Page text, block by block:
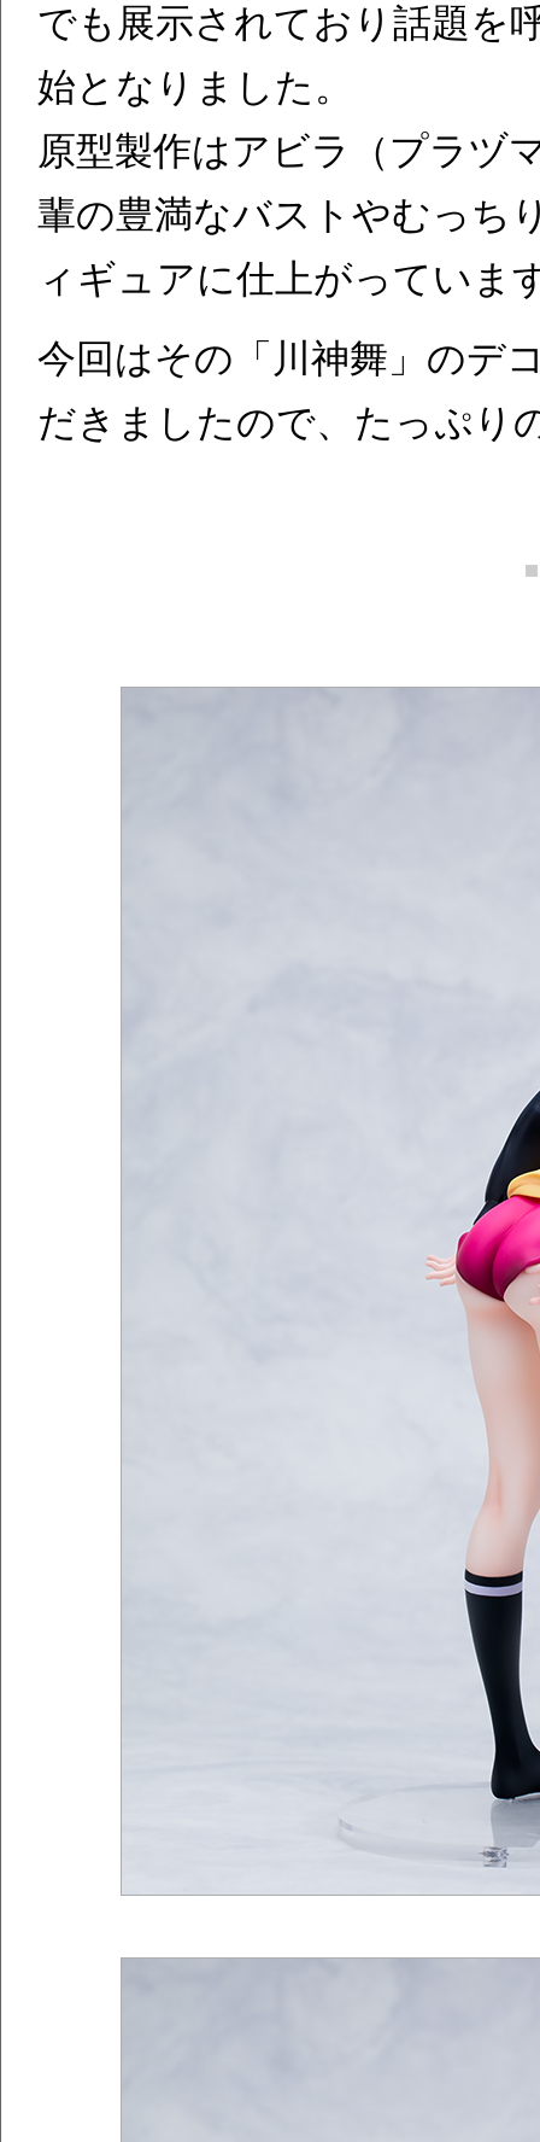
でも展示されており話題を
始となりました。
原型製作はアビラ（プラヅ
輩の豊満なバストやむっち
ィギュアに仕上がっていま
今回はその「川神舞」のデ
だきましたので、たっぷり